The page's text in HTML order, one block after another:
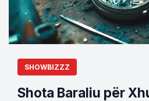
SHOWBIZZZ
Shota Baraliu për